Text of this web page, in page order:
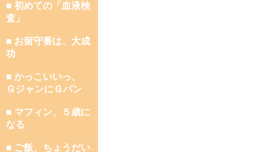
■ 初めての「血液検
査」
■ お留守番は、大成
功
■ かっこいいっ、
ＧジャンにＧパン
■ マフィン、５歳に
なる
■ ご飯、ちょうだい